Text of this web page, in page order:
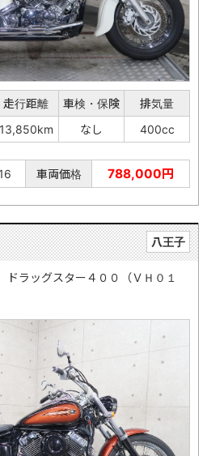
走行距離 車検・保険
排気量
13,850km なし 400cc
車両価格 788,000円
八王子
ドラッグスター４００（ＶＨ０１